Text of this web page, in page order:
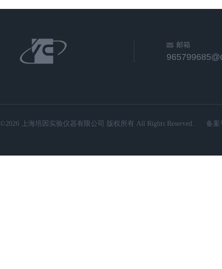
邮箱
©2026 上海培因实验仪器有限公司 版权所有 All Rights Reserved. 备案